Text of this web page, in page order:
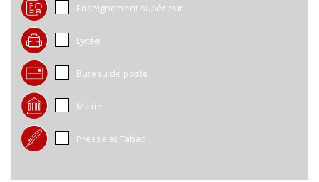
Enseignement supérieur
Lycée
Bureau de poste
Mairie
Presse et Tabac